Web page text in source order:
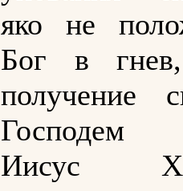
яко не
Бог в
получение
Господем
Иисус